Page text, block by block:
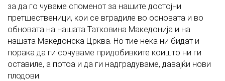
за да го чуваме споменот за нашите достојни
претшественици, кои се вградиле во основата и во
обновата на нашата Татковина Македонија и на
нашата Македонска Црква. Но тие нека ни бидат и
порака да ги сочуваме придобивките коишто ни ги
оставиле, а потоа и да ги надградуваме, давајќи нови
плодови.